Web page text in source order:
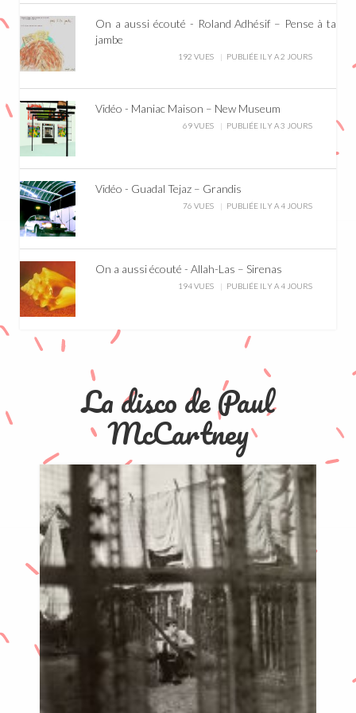
On a aussi écouté - Roland Adhésif – Pense à ta
jambe
192 VUES PUBLIÉE IL Y A 2 JOURS
Vidéo - Maniac Maison – New Museum
69 VUES PUBLIÉE IL Y A 3 JOURS
Vidéo - Guadal Tejaz – Grandis
76 VUES PUBLIÉE IL Y A 4 JOURS
On a aussi écouté - Allah-Las – Sirenas
194 VUES PUBLIÉE IL Y A 4 JOURS
La disco de Paul
McCartney